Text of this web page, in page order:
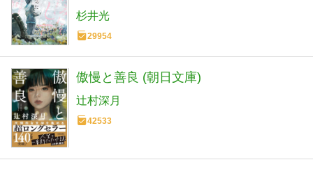
杉井光
29954
傲慢と善良 (朝日文庫)
辻村深月
42533